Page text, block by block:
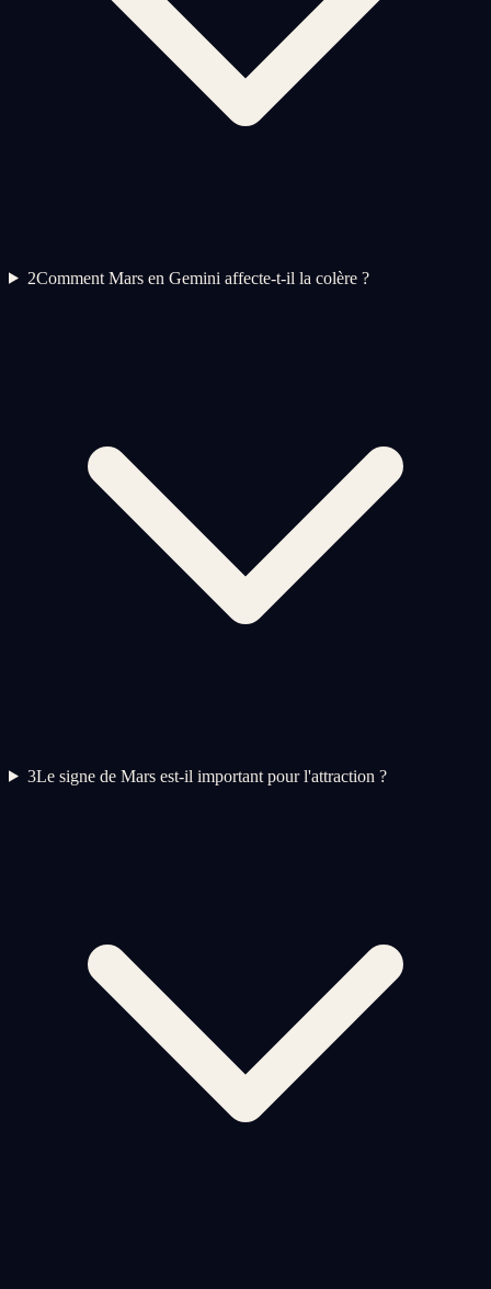
2Comment Mars en Gemini affecte-t-il la colère ?
3Le signe de Mars est-il important pour l'attraction ?